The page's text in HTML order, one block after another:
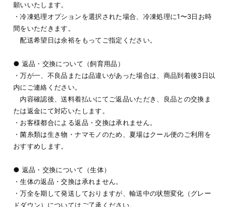
願いいたします。
・冷凍処理オプションを選択された場合、冷凍処理に1〜3日お時
間をいただきます。
配送希望日は余裕をもってご指定ください。
● 返品・交換について（飼育用品）
・万が一、不良品または品違いがあった場合は、商品到着後3日以
内にご連絡ください。
内容確認後、送料着払いにてご返品いただき、良品との交換ま
たは返金にて対応いたします。
・お客様都合による返品・交換は承れません。
・菌糸類は生き物・ナマモノのため、夏場はクール便のご利用を
おすすめします。
● 返品・交換について（生体）
・生体の返品・交換は承れません。
・万全を期して発送しておりますが、輸送中の状態変化（グレー
ドダウン）についてはご了承ください。